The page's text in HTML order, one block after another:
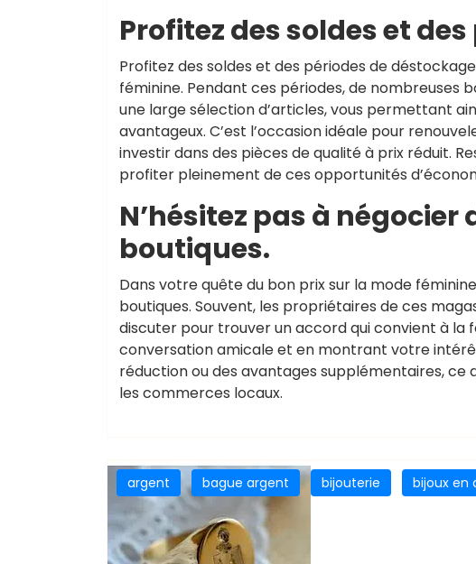
Profitez des soldes et
Profitez des soldes et des périodes de
féminine. Pendant ces périodes, de
une large sélection d’articles, vous permettant
avantageux. C’est l’occasion idéale pour
investir dans des pièces de qualité à prix réduit.
profiter pleinement de ces opportunités
N’hésitez pas à
boutiques.
Dans votre quête du bon prix sur la mode
boutiques. Souvent, les propriétaires de ces
discuter pour trouver un accord qui convient à la
conversation amicale et en montrant votre
réduction ou des avantages supplémentaires,
les commerces locaux.
argent bague argent bijouterie bijoux en